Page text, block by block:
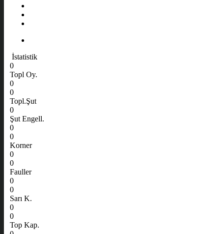
İstatistik
0
Topl Oy.
0
0
Topl.Şut
0
Şut Engell.
0
0
Korner
0
0
Fauller
0
0
Sarı K.
0
0
Top Kap.